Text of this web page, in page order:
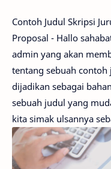
Contoh Judul Skripsi
Proposal - Hallo
admin yang akan
tentang sebuah
dijadikan sebagai
sebuah judul yang
kita simak ulsannya